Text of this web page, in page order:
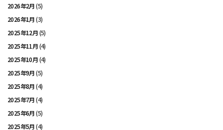
2026年2月(5)
2026年1月(3)
2025年12月(5)
2025年11月(4)
2025年10月(4)
2025年9月(5)
2025年8月(4)
2025年7月(4)
2025年6月(5)
2025年5月(4)